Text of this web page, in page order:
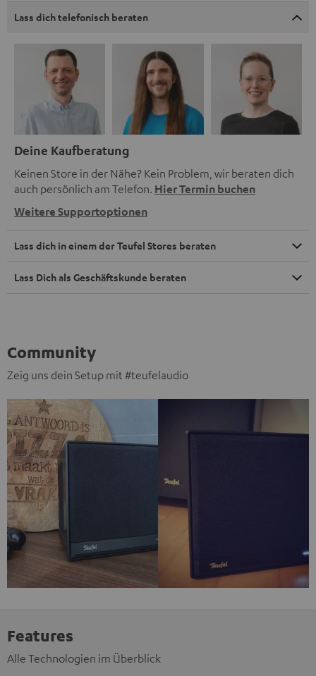
Lass dich telefonisch beraten
Deine Kaufberatung
Keinen Store in der Nähe? Kein Problem, wir beraten dich
auch persönlich am Telefon. Hier Termin buchen
Weitere Supportoptionen
Lass dich in einem der Teufel Stores beraten
Lass Dich als Geschäftskunde beraten
Community
Zeig uns dein Setup mit #teufelaudio
Features
Alle Technologien im Überblick